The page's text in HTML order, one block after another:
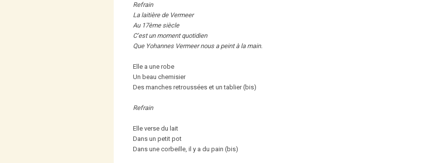
Refrain
La laitière de Vermeer
Au 17ème siècle
C’est un moment quotidien
Que Yohannes Vermeer nous a peint à la main.
Elle a une robe
Un beau chemisier
Des manches retroussées et un tablier (bis)
Refrain
Elle verse du lait
Dans un petit pot
Dans une corbeille, il y a du pain (bis)